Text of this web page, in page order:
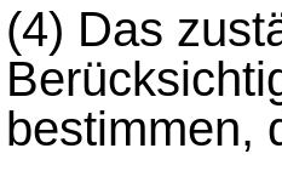
(4) Das
bestimmen,